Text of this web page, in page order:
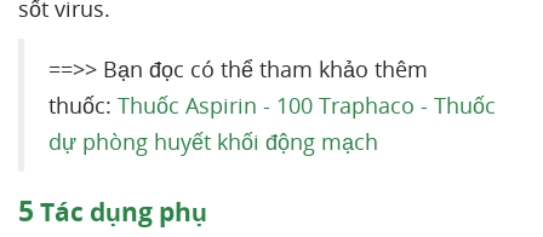
sốt virus.
==>> Bạn đọc có thể tham khảo thêm
thuốc: Thuốc Aspirin - 100 Traphaco - Thuốc
dự phòng huyết khối động mạch
5 Tác dụng phụ